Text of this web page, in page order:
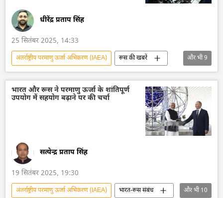
यूरेनियम संवर्धनधीरेंद्र प्रताप सिंह
25 सितंबर 2025, 14:33
अंतर्राष्ट्रीय परमाणु ऊर्जा अभिकरण (IAEA)
रूस की खबरें
रूस का विकास
रूस
मास्को
परमाणु हथियार
परमाणु परीक्षण
ऊर्जा क्षेत्र
और भी9
भारत और रूस ने परमाणु ऊर्जा के शांतिपूर्ण
उपयोग में सहयोग बढ़ाने पर की चर्चा
सत्येन्द्र प्रताप सिंह
19 सितंबर 2025, 19:30
अंतर्राष्ट्रीय परमाणु ऊर्जा अभिकरण (IAEA)
भारत-रूस संबंध
और भी10